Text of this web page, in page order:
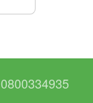
0800334935